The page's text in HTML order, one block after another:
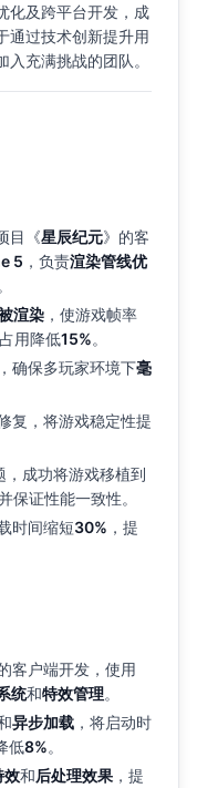
化及跨平台开发，成
通过技术创新提升用
充满挑战的团队。
目《星辰纪元》的客
5 ，负责渲染管线优
渲染 ，使游戏帧率
用降低15%。
，确保多玩家环境下毫
复，将游戏稳定性提
，成功将游戏移植到
保证性能一致性。
时间缩短30% ，提
客户端开发，使用
统和特效管理。
异步加载 ，将启动时
低8%。
效和后处理效果 ，提